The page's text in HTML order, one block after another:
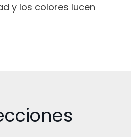
y los colores lucen